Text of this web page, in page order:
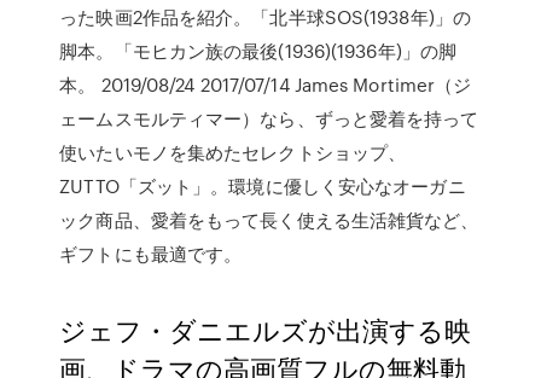
った映画2作品を紹介。「北半球SOS(1938年)」の
脚本。「モヒカン族の最後(1936)(1936年)」の脚
本。 2019/08/24 2017/07/14 James Mortimer（ジ
ェームスモルティマー）なら、ずっと愛着を持って
使いたいモノを集めたセレクトショップ、
ZUTTO「ズット」。環境に優しく安心なオーガニ
ック商品、愛着をもって長く使える生活雑貨など、
ギフトにも最適です。
ジェフ・ダニエルズが出演する映
画、ドラマの高画質フルの無料動